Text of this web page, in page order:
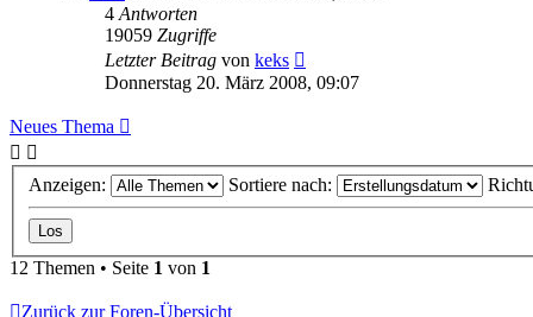
4 Antworten
19059 Zugriffe
Letzter Beitrag von keks
Donnerstag 20. März 2008, 09:07
Neues Thema
Anzeigen: Sortiere nach:
12 Themen • Seite 1 von 1
Zurück zur Foren-Übersicht